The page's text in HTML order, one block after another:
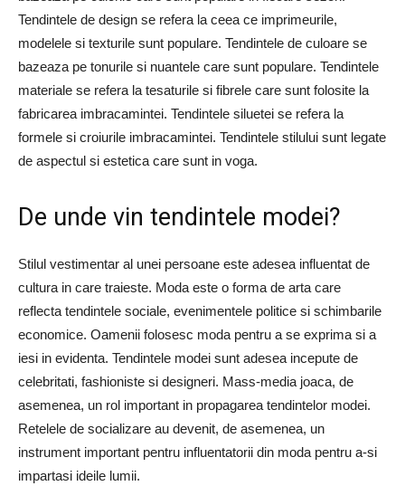
Tendintele de design se refera la ceea ce imprimeurile,
modelele si texturile sunt populare. Tendintele de culoare se
bazeaza pe tonurile si nuantele care sunt populare. Tendintele
materiale se refera la tesaturile si fibrele care sunt folosite la
fabricarea imbracamintei. Tendintele siluetei se refera la
formele si croiurile imbracamintei. Tendintele stilului sunt legate
de aspectul si estetica care sunt in voga.
De unde vin tendintele modei?
Stilul vestimentar al unei persoane este adesea influentat de
cultura in care traieste. Moda este o forma de arta care
reflecta tendintele sociale, evenimentele politice si schimbarile
economice. Oamenii folosesc moda pentru a se exprima si a
iesi in evidenta. Tendintele modei sunt adesea incepute de
celebritati, fashioniste si designeri. Mass-media joaca, de
asemenea, un rol important in propagarea tendintelor modei.
Retelele de socializare au devenit, de asemenea, un
instrument important pentru influentatorii din moda pentru a-si
impartasi ideile lumii.